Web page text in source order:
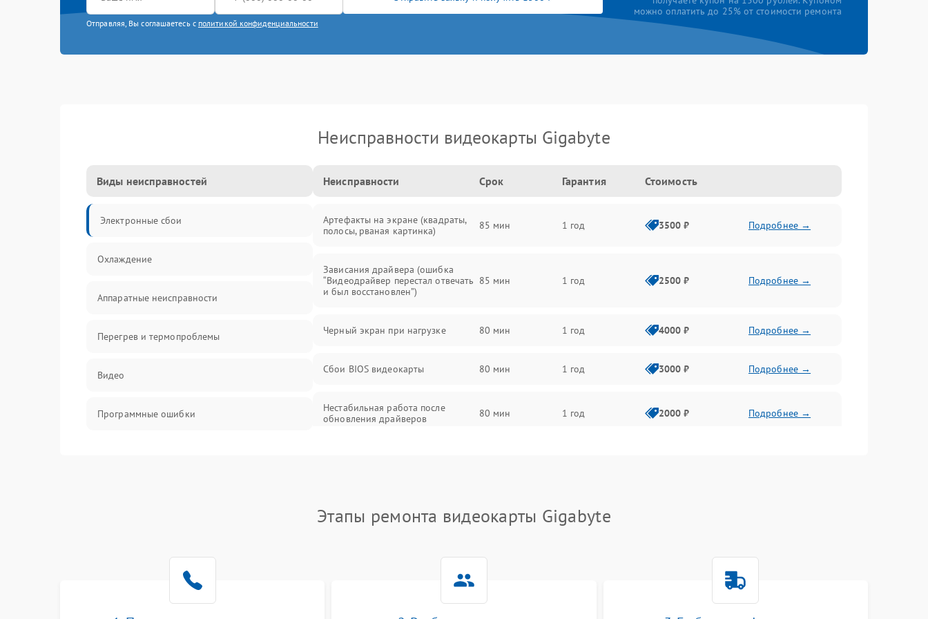
Отправляя, Вы соглашаетесь с политикой конфиденциальности
можно оплатить до 25% от стоимости ремонта
Неисправности видеокарты Gigabyte
Виды неисправностей
Электронные сбои
Охлаждение
Аппаратные неисправности
Перегрев и термопроблемы
Видео
Программные ошибки
Неисправности Срок Гарантия Стоимость
Артефакты на экране (квадраты,
полосы, рваная картинка)
85 мин 1 год 3500 ₽ Подробнее →
Зависания драйвера (ошибка
“Видеодрайвер перестал отвечать
и был восстановлен”)
85 мин 1 год 2500 ₽ Подробнее →
Черный экран при нагрузке 80 мин 1 год 4000 ₽ Подробнее →
Сбои BIOS видеокарты 80 мин 1 год 3000 ₽ Подробнее →
Нестабильная работа после
обновления драйверов
80 мин 1 год 2000 ₽ Подробнее →
Этапы ремонта видеокарты Gigabyte